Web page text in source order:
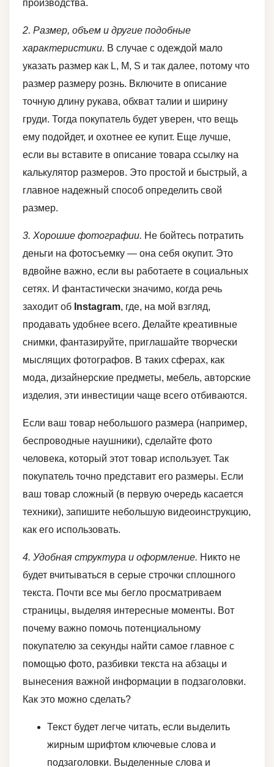
производства.
2. Размер, объем и другие подобные
характеристики. В случае с одеждой мало
указать размер как L, M, S и так далее, потому что
размер размеру рознь. Включите в описание
точную длину рукава, обхват талии и ширину
груди. Тогда покупатель будет уверен, что вещь
ему подойдет, и охотнее ее купит. Еще лучше,
если вы вставите в описание товара ссылку на
калькулятор размеров. Это простой и быстрый, а
главное надежный способ определить свой
размер.
3. Хорошие фотографии. Не бойтесь потратить
деньги на фотосъемку — она себя окупит. Это
вдвойне важно, если вы работаете в социальных
сетях. И фантастически значимо, когда речь
заходит об Instagram, где, на мой взгляд,
продавать удобнее всего. Делайте креативные
снимки, фантазируйте, приглашайте творчески
мыслящих фотографов. В таких сферах, как
мода, дизайнерские предметы, мебель, авторские
изделия, эти инвестиции чаще всего отбиваются.
Если ваш товар небольшого размера (например,
беспроводные наушники), сделайте фото
человека, который этот товар использует. Так
покупатель точно представит его размеры. Если
ваш товар сложный (в первую очередь касается
техники), запишите небольшую видеоинструкцию,
как его использовать.
4. Удобная структура и оформление. Никто не
будет вчитываться в серые строчки сплошного
текста. Почти все мы бегло просматриваем
страницы, выделяя интересные моменты. Вот
почему важно помочь потенциальному
покупателю за секунды найти самое главное с
помощью фото, разбивки текста на абзацы и
вынесения важной информации в подзаголовки.
Как это можно сделать?
Текст будет легче читать, если выделить
жирным шрифтом ключевые слова и
подзаголовки. Выделенные слова и